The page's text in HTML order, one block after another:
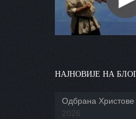
НАЈНОВИЈЕ НА
Одбрана Христове
2026